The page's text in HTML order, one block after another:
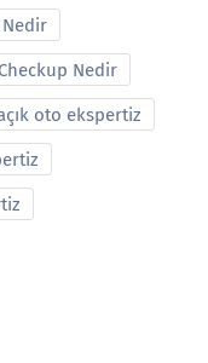
Nedir
oto ekspertiz